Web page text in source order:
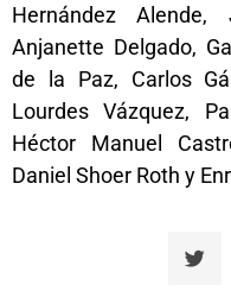
Hernández
Anjanette Delgado,
de la Paz, Carlos
Lourdes Vázquez,
Héctor Manuel
Daniel Shoer Roth y